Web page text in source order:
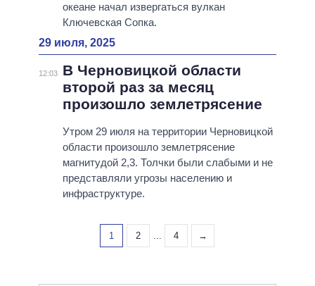
океане начал извергаться вулкан
Ключевская Сопка.
29 июля, 2025
12:03
В Черновицкой области
второй раз за месяц
произошло землетрясение
Утром 29 июля на территории Черновицкой
области произошло землетрясение
магнитудой 2,3. Толчки были слабыми и не
представляли угрозы населению и
инфраструктуре.
1 2 ... 4 →